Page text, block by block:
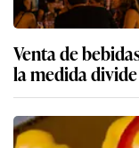
Venta de
la medida